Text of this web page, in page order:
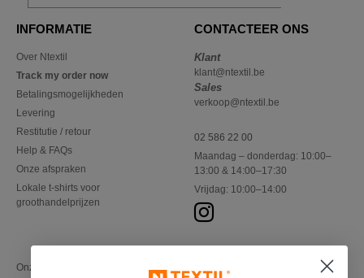
INFORMATIE
Over Ntextil
Track my order now
Betalingsmogelijkheden
Levering
Restitutie / retour
Help & FAQs
Onze afspraken
Lokale t-shirts voor
groothandelprijzen
CONTACTEER ONS
Klant
klant@ntextil.be
Sales
verkoop@ntextil.be
02 586 22 00
Maandag – donderdag: 10:00–
13:00 & 14:00–17:30
Vrijdag: 10:00–14:00
Onze financiële partners